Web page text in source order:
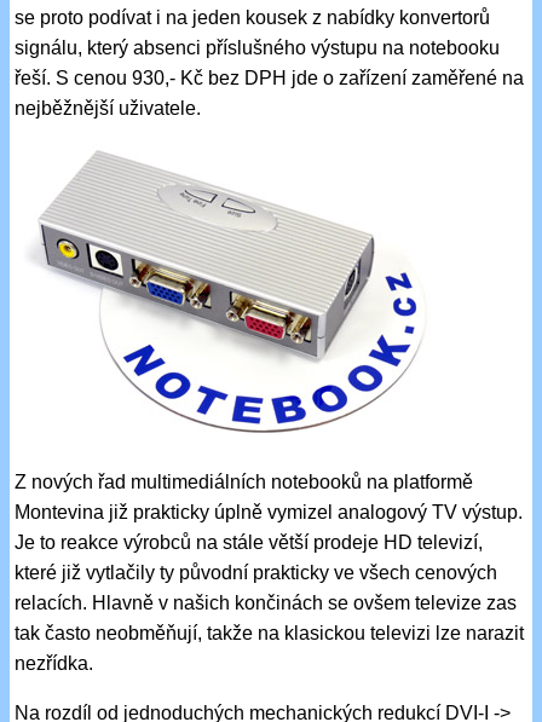
se proto podívat i na jeden kousek z nabídky konvertorů
signálu, který absenci příslušného výstupu na notebooku
řeší. S cenou 930,- Kč bez DPH jde o zařízení zaměřené na
nejběžnější uživatele.
Z nových řad multimediálních notebooků na platformě
Montevina již prakticky úplně vymizel analogový TV výstup.
Je to reakce výrobců na stále větší prodeje HD televizí,
které již vytlačily ty původní prakticky ve všech cenových
relacích. Hlavně v našich končinách se ovšem televize zas
tak často neobměňují, takže na klasickou televizi lze narazit
nezřídka.
Na rozdíl od jednoduchých mechanických redukcí DVI-I ->